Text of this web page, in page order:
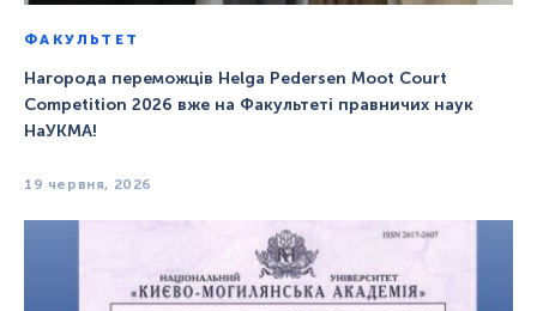
ФАКУЛЬТЕТ
Нагорода переможців Helga Pedersen Moot Court
Competition 2026 вже на Факультеті правничих наук
НаУКМА!
19 червня, 2026